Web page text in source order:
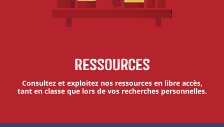
Ressources
Consultez et exploitez nos ressources en libre accès,
tant en classe que lors de vos recherches personnelles.